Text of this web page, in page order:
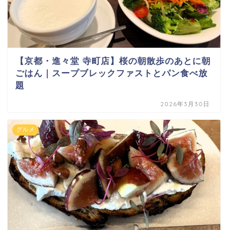
【京都・進々堂 寺町店】桜の朝散歩のあとに朝
ごはん｜スープブレックファストとパン食べ放
題
2026年3月30日
グルメ